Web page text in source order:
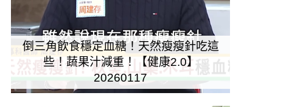
倒三角飲食穩定血糖！天然瘦瘦針吃這
些！蔬果汁減重！【健康2.0】
20260117